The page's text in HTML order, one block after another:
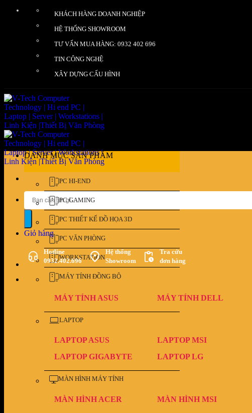
KHÁCH HÀNG DOANH NGHIỆP
HỆ THỐNG SHOWROOM
TƯ VẤN MUA HÀNG: 0932 402 696
TIN CÔNG NGHỆ
XÂY DỰNG CẤU HÌNH
Tìm
kiếm:
Giỏ hàng
Hotline
0932.402.696
Hệ thống
Showroom
Tra cứu
đơn hàng
DANH MỤC SẢN PHẨM
PC HI-END
PC GAMING
PC THIẾT KẾ ĐỒ HỌA 3D
PC VĂN PHÒNG
WORKSTATION
MÁY TÍNH ĐỒNG BỘ
MÁY TÍNH ASUS MÁY TÍNH DELL
LAPTOP
LAPTOP ASUS LAPTOP MSI
LAPTOP GIGABYTE
LAPTOP LG
MÀN HÌNH MÁY TÍNH
MÀN HÌNH ACER MÀN HÌNH MSI